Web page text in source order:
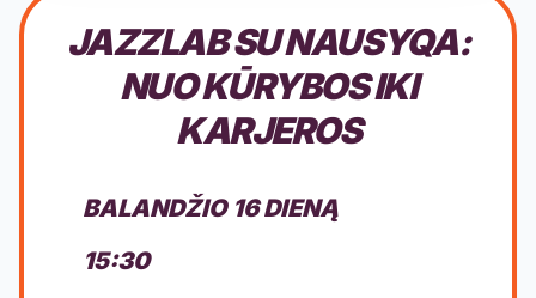
JAZZLAB SU NAUSYQA:
NUO KŪRYBOS IKI
KARJEROS
BALANDŽIO 16 DIENĄ
15:30